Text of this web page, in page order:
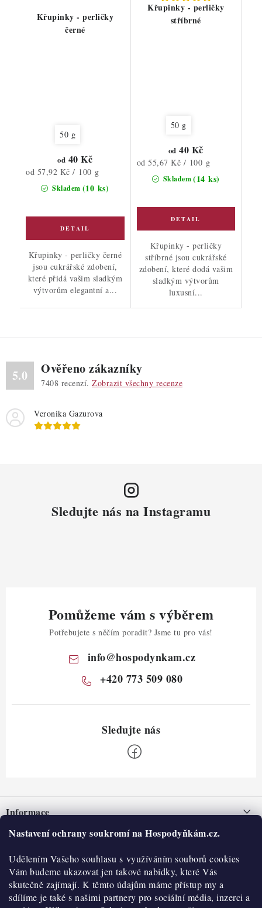
Nastavení ochrany soukromí na Hospodyňkám.cz.
Udělením Vašeho souhlasu s využíváním souborů cookies
Vám budeme ukazovat jen takové nabídky, které Vás
skutečně zajímají. K těmto údajům máme přístup my a
sdílíme je také s našimi partnery pro sociální média, inzerci a
Křupinky - perličky
černé
50 g
Skladem (10 ks)
od 40 Kč
Měrná
cena:
od 57,92 Kč / 100 g
Křupinky - perličky černé
jsou cukrářské zdobení,
které přidá vašim sladkým
výtvorům elegantní a...
Křupinky - perličky
stříbrné
50 g
Skladem(14 ks)
od 40 Kč
Měrná
cena:
od 55,67 Kč / 100 g
Křupinky - perličky
stříbrné jsou cukrářské
zdobení, které dodá vašim
sladkým výtvorům
luxusní...
5.0 Ověřeno zákazníky
7408 recenzí. Zobrazit všechny recenze
Veronika Gazurova
Sledujte nás na Instagramu
Pomůžeme vám s výběrem
Potřebujete s něčím poradit? Jsme tu pro vás!
info@hospodynkam.cz
+420 773 509 080
pInformace
Nepřevzetí zásilky na dobírku
Obchodní podmínky
Hodnocení obchodu
Blog
O nás
Historie
Kontakty
O nákupu
Reklamace a vratky